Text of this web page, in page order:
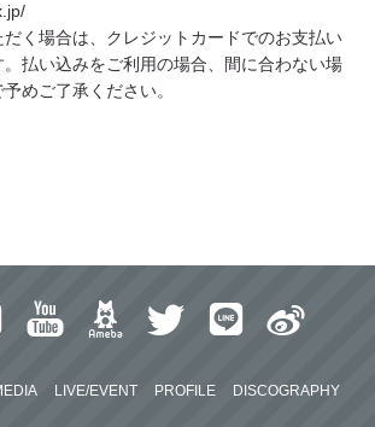
く場合は、クレジットカードでのお支払い
払い込みをご利用の場合、間に合わない場
めご了承ください。
LIVE/EVENT PROFILE DISCOGRAPHY